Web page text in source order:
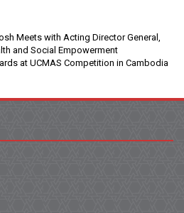
Meets with Acting Director General,
and Social Empowerment
at UCMAS Competition in Cambodia